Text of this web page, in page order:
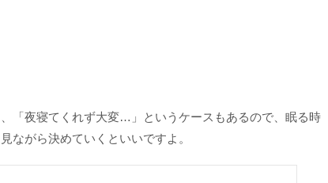
「夜寝てくれず大変…」というケースもあるので、眠る時
ながら決めていくといいですよ。